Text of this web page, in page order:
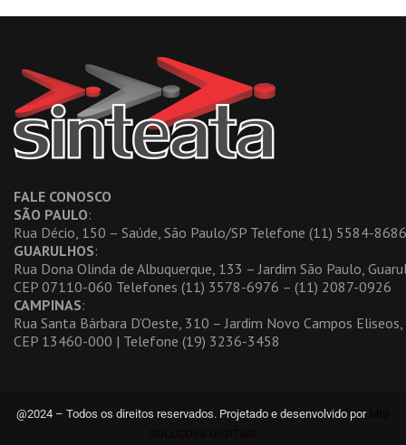
FALE CONOSCO
SÃO PAULO:
Rua Décio, 150 – Saúde, São Paulo/SP Telefone (11) 5584-
GUARULHOS:
Rua Dona Olinda de Albuquerque, 133 – Jardim São Paulo,
CEP 07110-060 Telefones (11) 3578-6976 – (11) 2087-0926
CAMPINAS:
Rua Santa Bárbara D’Oeste, 310 – Jardim Novo Campos
CEP 13460-000 | Telefone (19) 3236-3458
@2024 – Todos os direitos reservados. Projetado e desenvolvido por